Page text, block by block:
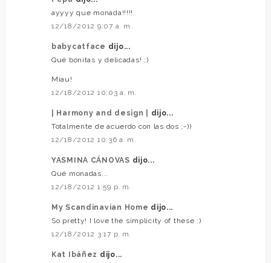
ayyyy que monada!!!!!
12/18/2012 9:07 a. m.
babycatface dijo...
Qué bonitas y delicadas! ;)
Miau!
12/18/2012 10:03 a. m.
| Harmony and design |
dijo...
Totalmente de acuerdo con las dos ;-))
12/18/2012 10:36 a. m.
YASMINA CÁNOVAS dijo...
Qué monadas...
12/18/2012 1:59 p. m.
My Scandinavian Home dijo...
So pretty! I love the simplicity of these :)
12/18/2012 3:17 p. m.
Kat Ibáñez dijo...